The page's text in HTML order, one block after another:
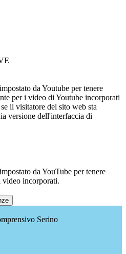
da Youtube per tenere
per i video di Youtube incorporati
il visitatore del sito web sta
versione dell'interfaccia di
da YouTube per tenere
video incorporati.
Serino